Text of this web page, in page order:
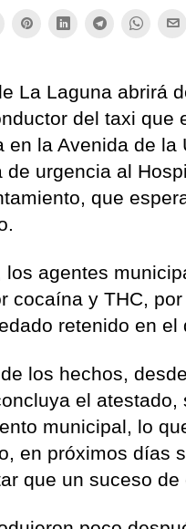
La Laguna abrirá
del taxi que
en la Avenida de
de urgencia al
que
agentes
cocaína y THC,
retenido en el
los hechos,
el
municipal, lo
en próximos días
que un suceso